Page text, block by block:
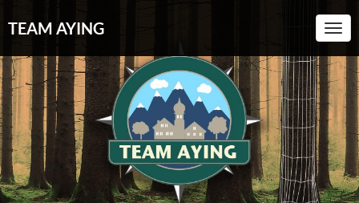
TEAM AYING